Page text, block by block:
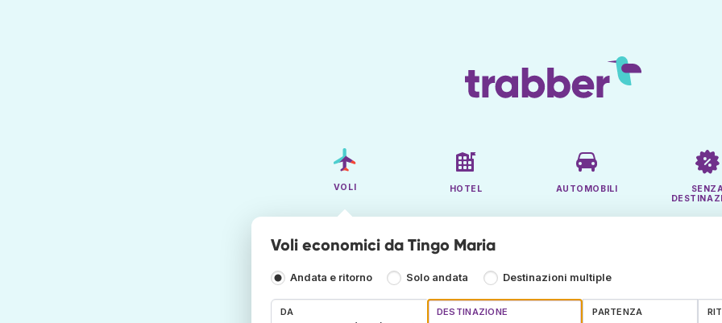
VOLI HOTEL AUTOMOBILI
Voli economici da Tingo Maria
Andata e ritorno Solo andata Destinazioni multiple
DA DESTINAZIONE PARTENZA